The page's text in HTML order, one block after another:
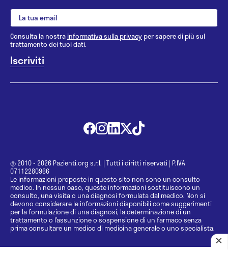
Consulta la nostrainformativa sulla privacy per sapere di più sul
trattamento dei tuoi dati.
@ 2010 - 2026 Pazienti.org s.r.l. | Tutti i diritti riservati | P.IVA
07112280966
Le informazioni proposte in questo sito non sono un consulto
medico. In nessun caso, queste informazioni sostituiscono un
consulto, una visita o una diagnosi formulata dal medico. Non si
devono considerare le informazioni disponibili come suggerimenti
per la formulazione di una diagnosi, la determinazione di un
trattamento o l’assunzione o sospensione di un farmaco senza
prima consultare un medico di medicina generale o uno specialista.